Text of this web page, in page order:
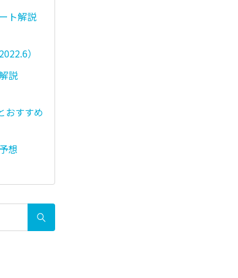
ト解説
）
説
おすすめ
想